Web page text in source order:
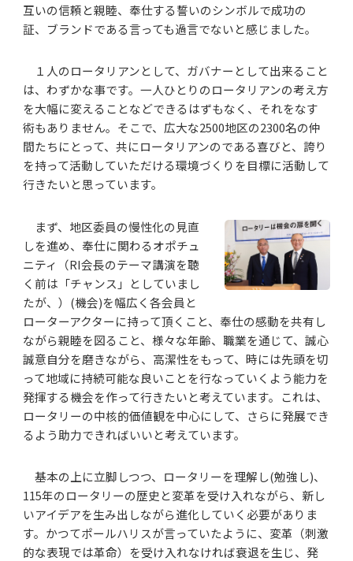
互いの信頼と親睦、奉仕する誓いのシンボルで成功の
証、ブランドである言っても過言でないと感じました。
１人のロータリアンとして、ガバナーとして出来ること
は、わずかな事です。一人ひとりのロータリアンの考え方
を大幅に変えることなどできるはずもなく、それをなす
術もありません。そこで、広大な2500地区の2300名の仲
間たちにとって、共にロータリアンのである喜びと、誇り
を持って活動していただける環境づくりを目標に活動して
行きたいと思っています。
まず、地区委員の慢性化の見直
しを進め、奉仕に関わるオポチュ
ニティ（RI会長のテーマ講演を聴
く前は「チャンス」としていまし
たが、）(機会)を幅広く各会員と
ローターアクターに持って頂くこと、奉仕の感動を共有し
ながら親睦を図ること、様々な年齢、職業を通じて、誠心
誠意自分を磨きながら、高潔性をもって、時には先頭を切
って地域に持続可能な良いことを行なっていくよう能力を
発揮する機会を作って行きたいと考えています。これは、
ロータリーの中核的価値観を中心にして、さらに発展でき
るよう助力できればいいと考えています。
基本の上に立脚しつつ、ロータリーを理解し(勉強し)、
115年のロータリーの歴史と変革を受け入れながら、新し
いアイデアを生み出しながら進化していく必要がありま
す。かつてポールハリスが言っていたように、変革（刺激
的な表現では革命）を受け入れなければ衰退を生じ、発